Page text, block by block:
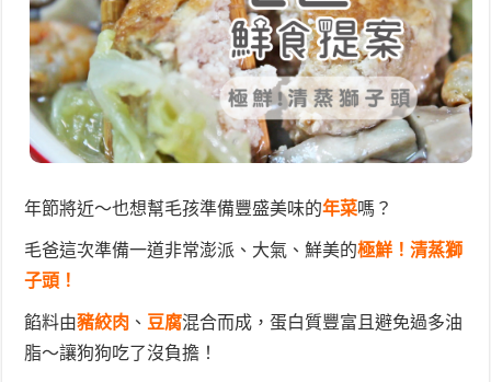
年節將近～也想幫毛孩準備豐盛美味的年菜嗎？
毛爸這次準備一道非常澎派、大氣、鮮美的極鮮！清蒸獅
子頭！
餡料由豬絞肉 、 豆腐混合而成，蛋白質豐富且避免過多油
脂～讓狗狗吃了沒負擔！